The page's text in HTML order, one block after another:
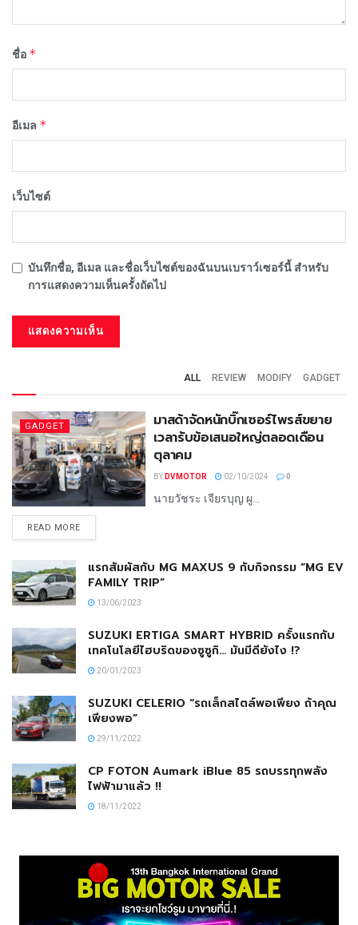
ชื่อ *
อีเมล *
เว็บไซต์
บันทึกชื่อ, อีเมล และชื่อเว็บไซต์ของฉันบนเบราว์เซอร์นี้ สำหรับ
การแสดงความเห็นครั้งถัดไป
ALL REVIEW MODIFY GADGET
GADGET
มาสด้าจัดหนักบิ๊กเซอร์ไพรส์ขยาย
เวลารับข้อเสนอใหญ่ตลอดเดือน
ตุลาคม
BY DVMOTOR 02/10/2024 0
นายวัชระ เจียรบุญ ผู...
READ MORE
แรกสัมผัสกับ MG MAXUS 9 กับกิจกรรม “MG EV
FAMILY TRIP”
13/06/2023
SUZUKI ERTIGA SMART HYBRID ครั้งแรกกับ
เทคโนโลยีไฮบริดของซูซูกิ… มันมีดียังไง !?
20/01/2023
SUZUKI CELERIO “รถเล็กสไตล์พอเพียง ถ้าคุณ
เพียงพอ”
29/11/2022
CP FOTON Aumark iBlue 85 รถบรรทุกพลัง
ไฟฟ้ามาแล้ว !!
18/11/2022